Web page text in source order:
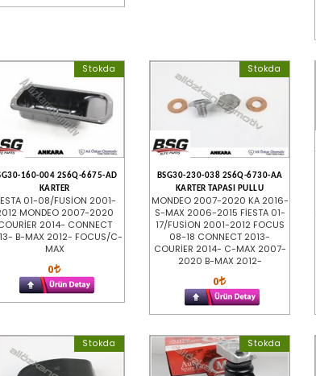
Stokda
160-004 2S6Q-6675-AD
KARTER
01-08/FUSİON 2001-
MONDEO 2007-2020
2014- CONNECT
B-MAX 2012- FOCUS/C-
MAX
0
Stokda
BSG30-230-038 2S6Q-6730-AA
KARTER TAPASI PULLU
MONDEO 2007-2020 KA 2016-
S-MAX 2006-2015 FİESTA 01-
17/FUSİON 2001-2012 FOCUS
08-18 CONNECT 2013-
COURİER 2014- C-MAX 2007-
2020 B-MAX 2012-
0
Stokda Stokda